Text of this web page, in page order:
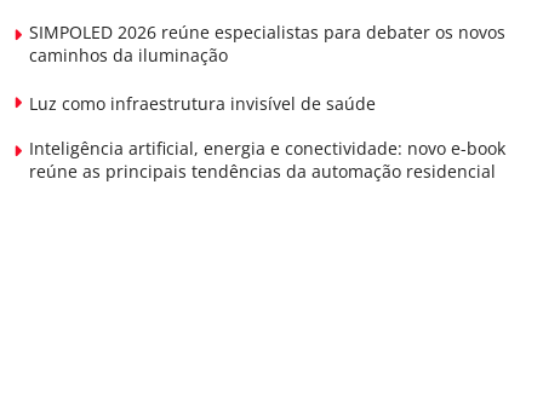
SIMPOLED 2026 reúne especialistas para debater os novos
caminhos da iluminação
Luz como infraestrutura invisível de saúde
Inteligência artificial, energia e conectividade: novo e-book
reúne as principais tendências da automação residencial